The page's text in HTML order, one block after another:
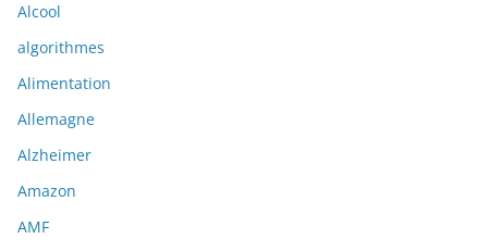
Alcool
algorithmes
Alimentation
Allemagne
Alzheimer
Amazon
AMF